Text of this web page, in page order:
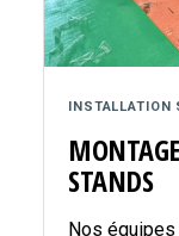
INSTALLATION
STANDS
Nos